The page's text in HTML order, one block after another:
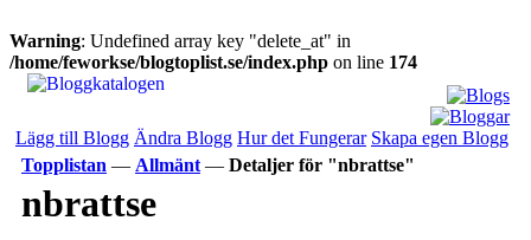
Warning: Undefined array key "delete_at" in
/home/feworkse/blogtoplist.se/index.php on line 174
Lägg till Blogg Ändra Blogg Hur det Fungerar Skapa egen Blogg
Topplistan — Allmänt — Detaljer för "nbrattse"
nbrattse